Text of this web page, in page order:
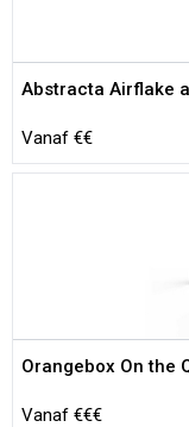
Abstracta Airflake
Vanaf €€
Orangebox On the
Vanaf €€€